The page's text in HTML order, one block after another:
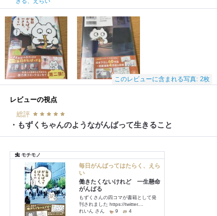
このレビューに含まれる写真: 2枚
レビューの視点
総評
・もずくちゃんのようながんばって生きること